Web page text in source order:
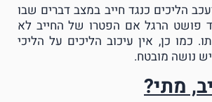
הליכים כנגד חייב במצב דברים שבו
פושט הרגל אם הפטרו של החייב לא
כמו כן, אין עיכוב הליכים על הליכי
נושה מובטח.
מתי?